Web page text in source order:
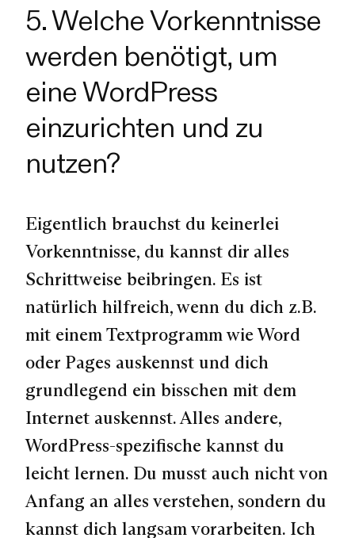
5. Welche Vorkenntnisse
werden benötigt, um
eine WordPress
einzurichten und zu
nutzen?
Eigentlich brauchst du keinerlei
Vorkenntnisse, du kannst dir alles
Schrittweise beibringen. Es ist
natürlich hilfreich, wenn du dich z.B.
mit einem Textprogramm wie Word
oder Pages auskennst und dich
grundlegend ein bisschen mit dem
Internet auskennst. Alles andere,
WordPress-spezifische kannst du
leicht lernen. Du musst auch nicht von
Anfang an alles verstehen, sondern du
kannst dich langsam vorarbeiten. Ich